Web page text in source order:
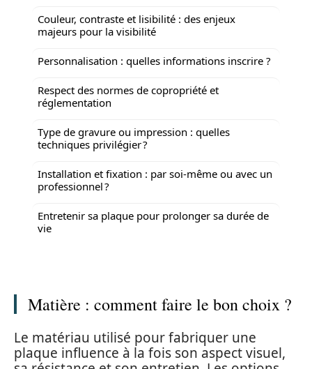
Couleur, contraste et lisibilité : des enjeux
majeurs pour la visibilité
Personnalisation : quelles informations inscrire ?
Respect des normes de copropriété et
réglementation
Type de gravure ou impression : quelles
techniques privilégier ?
Installation et fixation : par soi-même ou avec un
professionnel ?
Entretenir sa plaque pour prolonger sa durée de
vie
Matière : comment faire le bon choix ?
Le matériau utilisé pour fabriquer une
plaque influence à la fois son aspect visuel,